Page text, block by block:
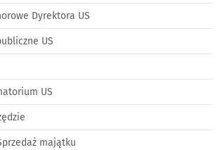
Dyrektora US
US
US
majątku